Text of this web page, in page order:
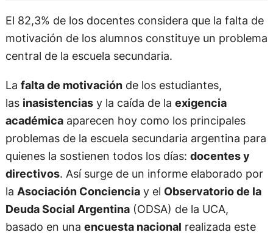
El 82,3% de los docentes considera que la falta de
motivación de los alumnos constituye un problema
central de la escuela secundaria.
La falta de motivaciónde los estudiantes,
las inasistenciasy la caída de la exigencia
académicaaparecen hoy como los principales
problemas de la escuela secundaria argentina para
quienes la sostienen todos los días: docentes y
directivos. Así surge de un informe elaborado por
la Asociación Concienciay el Observatorio de la
Deuda Social Argentina(ODSA) de la UCA,
basado en una encuesta nacional realizada este